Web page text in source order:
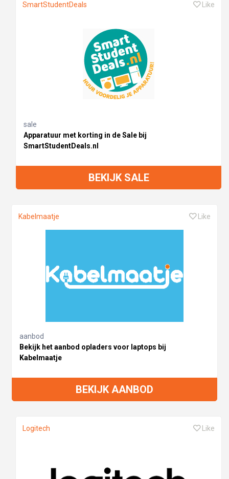
SmartStudentDeals Like
sale
Apparatuur met korting in de Sale bij
SmartStudentDeals.nl
BEKIJK SALE
Kabelmaatje Like
aanbod
Bekijk het aanbod opladers voor laptops bij
Kabelmaatje
BEKIJK AANBOD
Logitech Like